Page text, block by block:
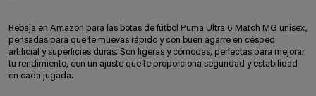
Rebaja en Amazon para las botas de fútbol Puma Ultra 6 Match MG unisex,
pensadas para que te muevas rápido y con buen agarre en césped
artificial y superficies duras. Son ligeras y cómodas, perfectas para mejorar
tu rendimiento, con un ajuste que te proporciona seguridad y estabilidad
en cada jugada.